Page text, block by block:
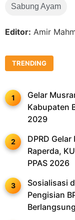
Sabung Ayam
Editor: Amir
TRENDING
Gelar
Kabupaten
2029
DPRD
Raperda,
PPAS 2026
Sosialisasi
Pengisian